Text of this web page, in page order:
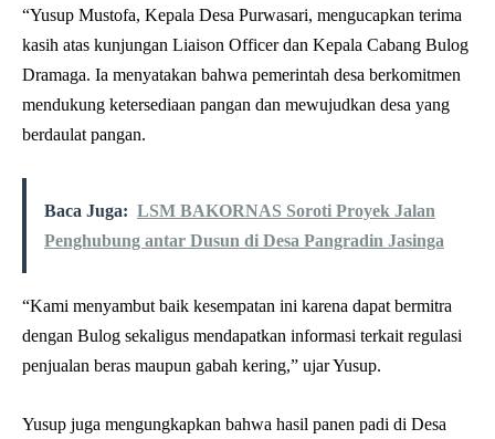
“Yusup Mustofa, Kepala Desa Purwasari, mengucapkan terima
kasih atas kunjungan Liaison Officer dan Kepala Cabang Bulog
Dramaga. Ia menyatakan bahwa pemerintah desa berkomitmen
mendukung ketersediaan pangan dan mewujudkan desa yang
berdaulat pangan.
Baca Juga: LSM BAKORNAS Soroti Proyek Jalan
Penghubung antar Dusun di Desa Pangradin Jasinga
“Kami menyambut baik kesempatan ini karena dapat bermitra
dengan Bulog sekaligus mendapatkan informasi terkait regulasi
penjualan beras maupun gabah kering,” ujar Yusup.
Yusup juga mengungkapkan bahwa hasil panen padi di Desa